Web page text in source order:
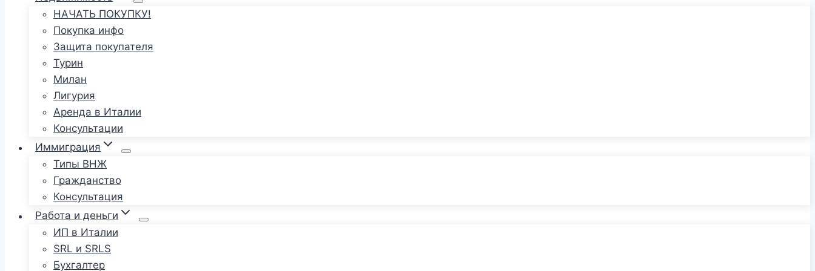
НАЧАТЬ ПОКУПКУ!
Покупка инфо
Защита покупателя
Турин
Милан
Лигурия
Аренда в Италии
Консультации
Иммиграция
Типы ВНЖ
Гражданство
Консультация
Работа и деньги
ИП в Италии
SRL и SRLS
Бухгалтер